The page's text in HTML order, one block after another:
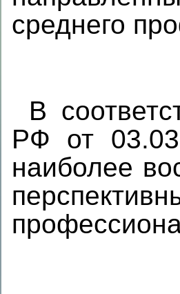
среднего
В
РФ от
наиболее